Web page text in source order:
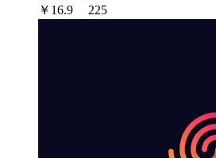
￥ 16.9 225